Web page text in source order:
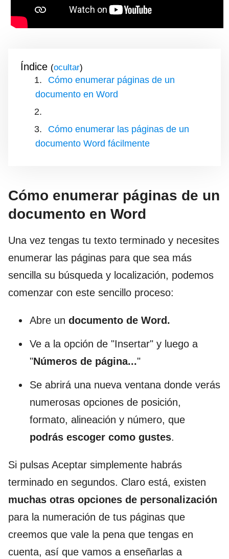
Índice ( )
Cómo enumerar páginas de un
documento en Word
Cómo enumerar las páginas de un
documento Word fácilmente
Cómo enumerar páginas de un
documento en Word
Una vez tengas tu texto terminado y necesites
enumerar las páginas para que sea más
sencilla su búsqueda y localización, podemos
comenzar con este sencillo proceso:
Abre un documento de Word.
Ve a la opción de "Insertar" y luego a
"Números de página..."
Se abrirá una nueva ventana donde verás
numerosas opciones de posición,
formato, alineación y número, que
podrás escoger como gustes.
Si pulsas Aceptar simplemente habrás
terminado en segundos. Claro está, existen
muchas otras opciones de personalización
para la numeración de tus páginas que
creemos que vale la pena que tengas en
cuenta, así que vamos a enseñarlas a